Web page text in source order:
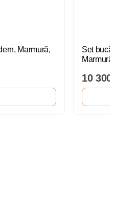
Marmură,
Set
10 300